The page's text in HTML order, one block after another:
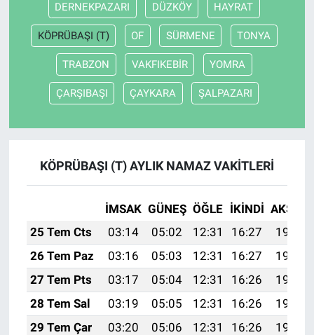
DERNEKPAZARI DÜZKÖY HAYRAT
KÖPRÜBAŞI (T) OF SÜRMENE TONYA
TRABZON VAKFIKEBİR YOMRA
ÇARŞIBAŞI ÇAYKARA ŞALPAZARI
KÖPRÜBAŞI (T) AYLIK NAMAZ VAKITLERI
İMSAK GÜNEŞ ÖĞLE İKINDI AKŞAM
25 Tem Cts
03:14 05:02 12:31 16:27
19:50
26 Tem Paz
03:16 05:03 12:31 16:27
19:49
27 Tem Pts
03:17 05:04 12:31 16:26
19:48
28 Tem Sal
03:19 05:05 12:31 16:26
19:47
29 Tem Çar
03:20 05:06 12:31 16:26
19:46